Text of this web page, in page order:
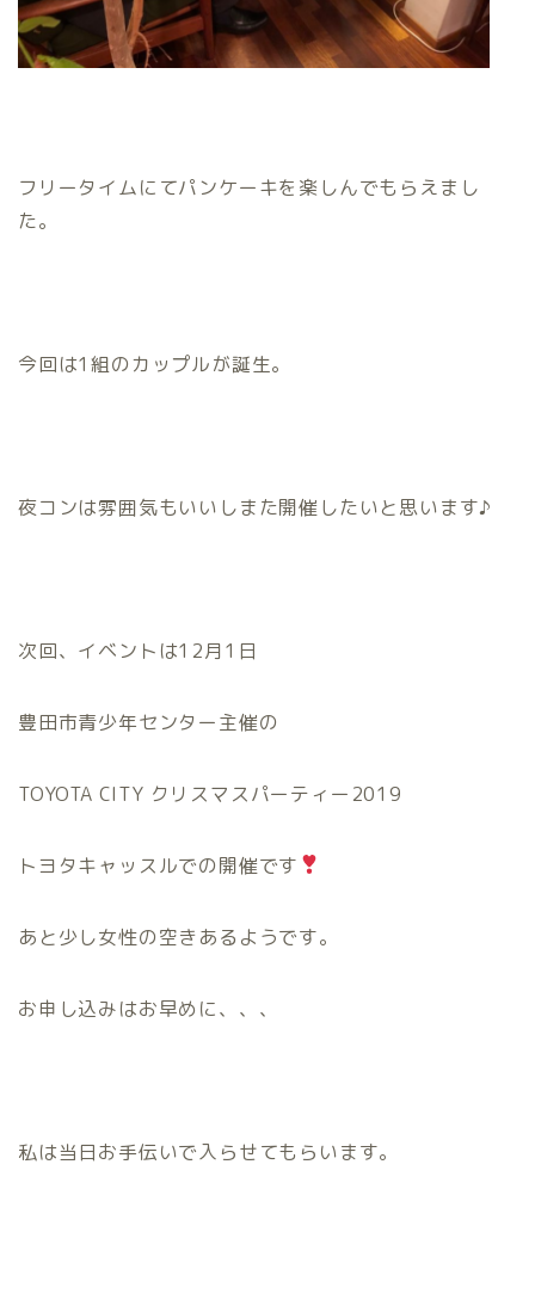
フリータイムにてパンケーキを楽しんでもらえまし
た。
今回は1組のカップルが誕生。
夜コンは雰囲気もいいしまた開催したいと思います♪
次回、イベントは12月1日
豊田市青少年センター主催の
TOYOTA CITY クリスマスパーティー2019
トヨタキャッスルでの開催です
あと少し女性の空きあるようです。
お申し込みはお早めに、、、
私は当日お手伝いで入らせてもらいます。